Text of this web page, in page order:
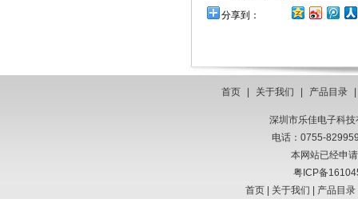
分享到：
首页 关于我们 产品目录
深圳市乐佳电子科
电话：0755-
本网站已经申
粤ICP备
首页
关于我们 产品目录